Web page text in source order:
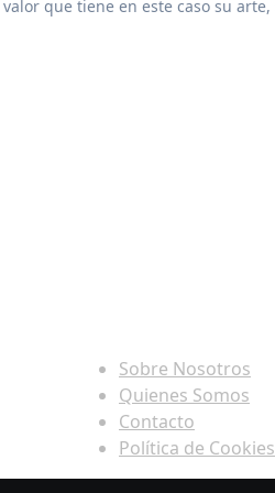
Sobre Nosotros
Quienes Somos
Contacto
Política de Cookies